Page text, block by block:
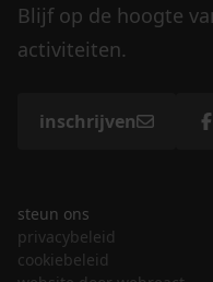
Blijf op de hoogte
activiteiten.
inschrijven
steun ons
privacybeleid
cookiebeleid